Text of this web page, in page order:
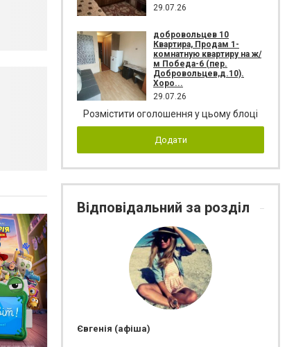
29.07.26
добровольцев 10
Квартира, Продам 1-
комнатную квартиру на ж/
м Победа-6 (пер.
Добровольцев,д.10).
Хоро...
29.07.26
Розмістити оголошення у цьому блоці
Додати
Відповідальний за розділ
Євгенія (афіша)